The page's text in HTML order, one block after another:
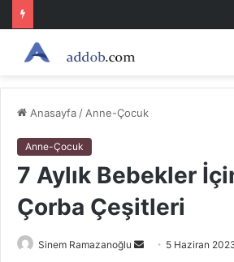
Anasayfa / Anne-Çocuk
Anne-Çocuk
7 Aylık Bebekler
Çorba Çeşitleri
Sinem Ramazanoğlu
Bir
5 Haziran